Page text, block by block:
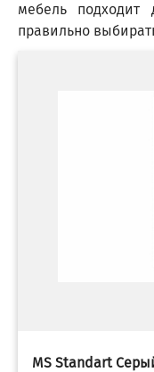
мебель
правильно
MS Standart